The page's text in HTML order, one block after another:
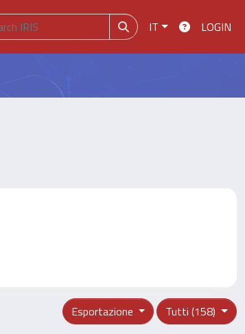
IT LOGIN
Tutti (158)
Esportazione